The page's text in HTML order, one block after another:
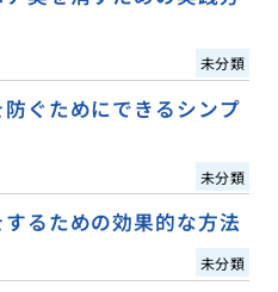
未分類
ぐためにできるシンプ
未分類
るための効果的な方法
未分類